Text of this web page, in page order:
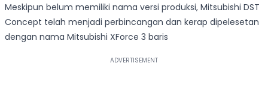
Meskipun belum memiliki nama versi produksi, Mitsubishi DST
Concept telah menjadi perbincangan dan kerap dipelesetan
dengan nama Mitsubishi XForce 3 baris